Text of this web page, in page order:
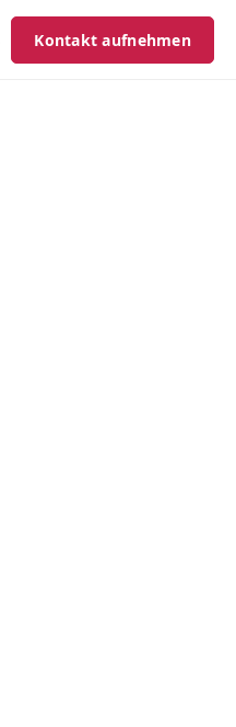
Kontakt aufnehmen